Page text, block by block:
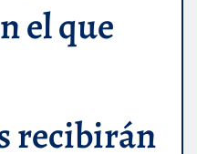
el que
recibirán